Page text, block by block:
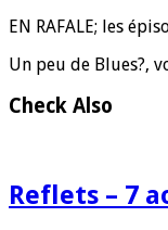
EN RAFALE; les
Un peu de Blues?,
Check Also
Reflets – 7